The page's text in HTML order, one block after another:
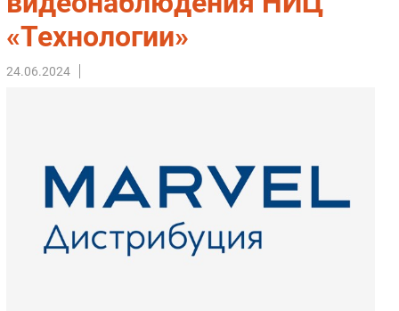
Мобильная связь
Фиксированная связь
Интеграция
Оборудование
Кадры
«Технологии»
24.06.2024